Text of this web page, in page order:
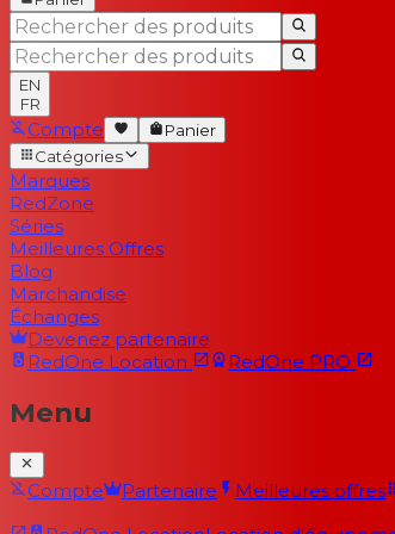
EN
FR
Compte
Panier
Catégories
Marques
RedZone
Séries
Meilleures Offres
Blog
Marchandise
Échanges
Devenez partenaire
RedOne Location RedOne PRO
Menu
Compte Partenaire Meilleures offres